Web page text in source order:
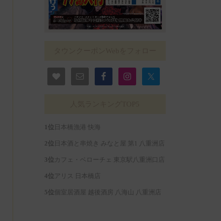
日本橋漁港 快海
日本酒と串焼き みなと屋 第1 八重洲店
カフェ・ベローチェ 東京駅八重洲口店
アリス 日本橋店
個室居酒屋 越後酒房 八海山 八重洲店